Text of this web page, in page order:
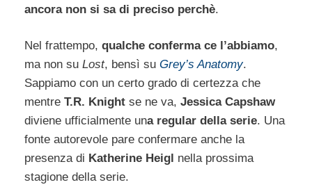
ancora non si sa di preciso perchè.
Nel frattempo, qualche conferma ce l’abbiamo,
ma non su Lost, bensì su Grey’s Anatomy.
Sappiamo con un certo grado di certezza che
mentre T.R. Knight se ne va, Jessica Capshaw
diviene ufficialmente una regular della serie. Una
fonte autorevole pare confermare anche la
presenza di Katherine Heigl nella prossima
stagione della serie.